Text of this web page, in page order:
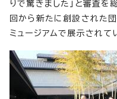
りで驚きました」と審査を
回から新たに創設された
ミュージアムで展示されて